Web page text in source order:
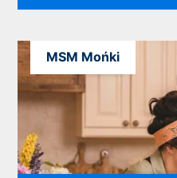
MSM Mońki